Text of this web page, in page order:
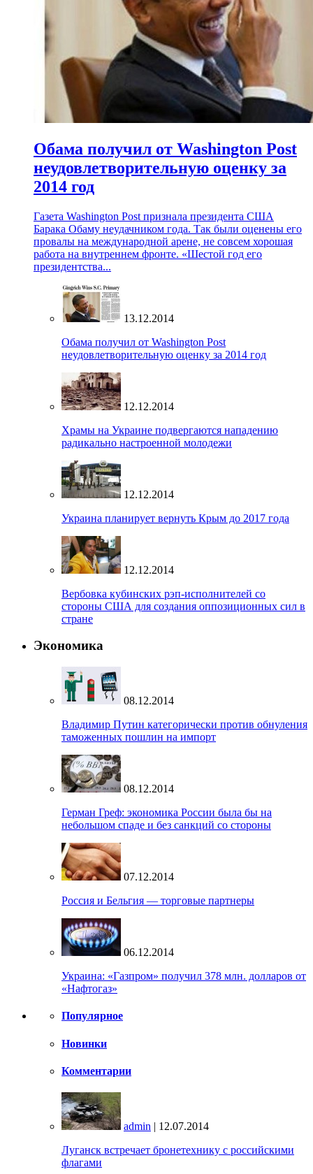
Обама получил от Washington Post
неудовлетворительную оценку за
2014 год
Газета Washington Post признала президента США
Барака Обаму неудачником года. Так были оценены его
провалы на международной арене, не совсем хорошая
работа на внутреннем фронте. «Шестой год его
президентства...
13.12.2014
Обама получил от Washington Post
неудовлетворительную оценку за 2014 год
12.12.2014
Храмы на Украине подвергаются нападению
радикально настроенной молодежи
12.12.2014
Украина планирует вернуть Крым до 2017 года
12.12.2014
Вербовка кубинских рэп-исполнителей со
стороны США для создания оппозиционных сил в
стране
Экономика
08.12.2014
Владимир Путин категорически против обнуления
таможенных пошлин на импорт
08.12.2014
Герман Греф: экономика России была бы на
небольшом спаде и без санкций со стороны
07.12.2014
Россия и Бельгия — торговые партнеры
06.12.2014
Украина: «Газпром» получил 378 млн. долларов от
«Нафтогаз»
Популярное
Новинки
Комментарии
admin | 12.07.2014
Луганск встречает бронетехнику с российскими
флагами